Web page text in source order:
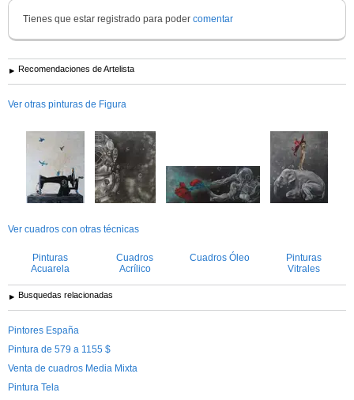
Tienes que estar registrado para poder comentar
Recomendaciones de Artelista
Ver otras pinturas de Figura
Ver cuadros con otras técnicas
Pinturas
Acuarela
Cuadros
Acrílico
Cuadros Óleo
Pinturas
Vitrales
Busquedas relacionadas
Pintores España
Pintura de 579 a 1155 $
Venta de cuadros Media Mixta
Pintura Tela